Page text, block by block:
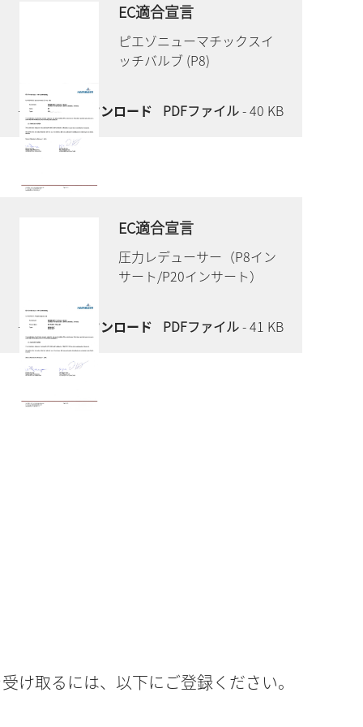
EC適合宣言
ピエゾニューマチックスイ
ッチバルブ (P8)
今すぐダウンロード PDFファイル- 40 KB
EC適合宣言
圧力レデューサー（P8イン
サート/P20インサート）
今すぐダウンロード PDFファイル- 41 KB
け取るには、以下にご登録ください。